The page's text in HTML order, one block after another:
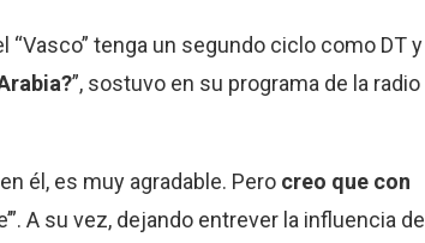
tenga un segundo ciclo como DT y
”, sostuvo en su programa de la radio
él, es muy agradable. Perocreo que con
A su vez, dejando entrever la influencia de